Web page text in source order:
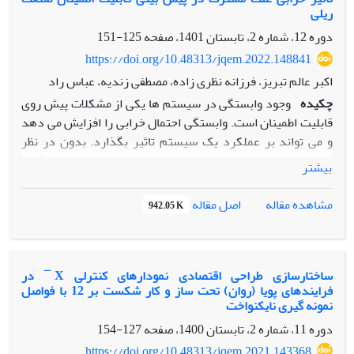
تحلیل ها ارایه می شود. برای شبیه‌سازی و یکپارچگی سیستم‌های
فازی طراحی شده از ابزار سیمولینک استفاده گردید. سطوح
توامندی های اندازه گیری شده و در نهایت نتیجه گیری می شود.
نتایج این تحقیق بیان نمود، چهارتوانمندی با اولویت شامل
رقابتی‌پذیری، عملیاتی، تکنولوژی و تاب‌آوری می‌باشد.
ریلی
دوره 12، شماره 2، تابستان 1401، صفحه
125-151
https://doi.org/10.48313/jqem.2022.148841
اکبر عالم تبریز، فرزانه نظری زاده، مصطفی زندیه، عباس راد
چکیده وجود وابستگی در سیستم ها یکی از مشکلات پیش روی
قابلیت اطمینان است. وابستگی احتمال خرابی را افزایش می دهد
و می تواند بر عملکرد یک سیستم تاثیر بگذارد. بدون در نظر
گرفتن وابستگی، قابلیت اطمینان به صورت خوش بینانه برآورد
می گردد و سیستم زودتر از پیش بینی های مقرر با شکست مواجه
می شود. در صنعت ریلی به دلیل پویایی و پیچیدگی ها ی زیاد،
زیرسیستم ها سطح بالایی از وابستگی را نشان می دهند.
شناسایی وابستگی ها و خرابی های وابسته بر اساس بلوک دیاگرام
دقیق تر قابلیت اطمینان اثر بگذارد و از تبعات گاه جبران ناپذیر
جلوگیری نماید. این مقاله یک مدل جدید ریاضی برای پیش بینی
قابلیت اطمینان در صنعت ریلی با در نظر گرفتن خرابی علت
مشترک ارائه نموده است. نتایج، افزایش دقت در پیش بینی
بیشتر
مشاهده مقاله
اصل مقاله 942.05 K
ساختارسازی طراحی اقتصادی نمودارهای کنترلی X ̅ در
فرایندهای پویا (روان) تحت ساز و کار شکست بر 12 با فواصل
نمونه گیری نایکنواخت
دوره 11، شماره 2، تابستان 1400، صفحه
127-154